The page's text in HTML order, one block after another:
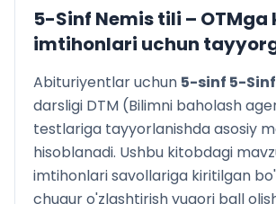
Stunde 5. Die Natur und die Landschaft
Stunde 6. Über Feiertage
Stunde 7. Feiertage in Deutschland
Stunde 8. Osterfest
Stunden 9–10. Sommerferien
5-Sinf Nemis tili – OTMga
imtihonlari uchun
Abituriyentlar uchun 5-sinf 5-
darsligi DTM (Bilimni baholash
testlariga tayyorlanishda asosiy
hisoblanadi. Ushbu kitobdagi
imtihonlari savollariga kiritilgan
chuqur o'zlashtirish yuqori ball